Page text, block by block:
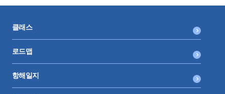
클래스
로드맵
항해일지